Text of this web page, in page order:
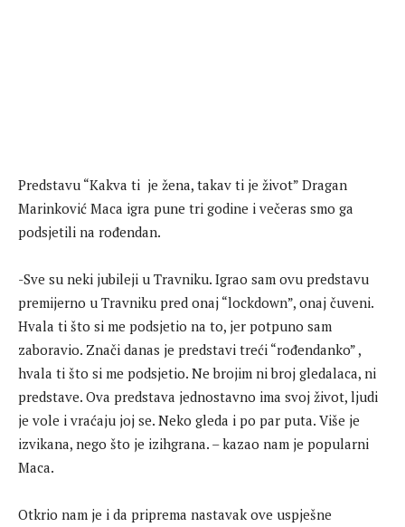
Predstavu “Kakva ti je žena, takav ti je život” Dragan
Marinković Maca igra pune tri godine i večeras smo ga
podsjetili na rođendan.
-Sve su neki jubileji u Travniku. Igrao sam ovu predstavu
premijerno u Travniku pred onaj “lockdown”, onaj čuveni.
Hvala ti što si me podsjetio na to, jer potpuno sam
zaboravio. Znači danas je predstavi treći “rođendanko” ,
hvala ti što si me podsjetio. Ne brojim ni broj gledalaca, ni
predstave. Ova predstava jednostavno ima svoj život, ljudi
je vole i vraćaju joj se. Neko gleda i po par puta. Više je
izvikana, nego što je izihgrana. – kazao nam je popularni
Maca.
Otkrio nam je i da priprema nastavak ove uspješne